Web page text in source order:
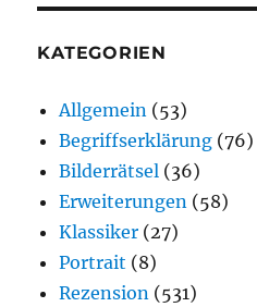
KATEGORIEN
Allgemein (53)
Begriffserklärung (76)
Bilderrätsel (36)
Erweiterungen (58)
Klassiker (27)
Portrait (8)
Rezension (531)